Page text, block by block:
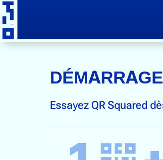
Essayez QR Squared